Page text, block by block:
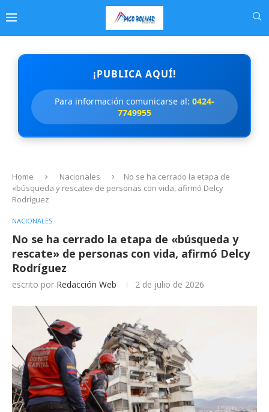
¡PUBLICA AQUÍ!
Para información comunicarse al: 0424-
7749955
Home Nacionales
No se ha cerrado la etapa de
«búsqueda y rescate» de personas con vida, afirmó Delcy
Rodríguez
NACIONALES
No se ha cerrado la etapa de «búsqueda y
rescate» de personas con vida, afirmó Delcy
Rodríguez
escrito por Redacción Web 2 de julio de 2026